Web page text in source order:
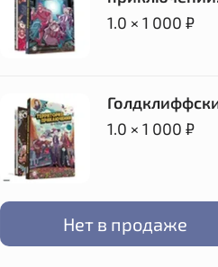
1.0 × 1 000 ₽
1.0 × 1 000 ₽
Нет в продаже